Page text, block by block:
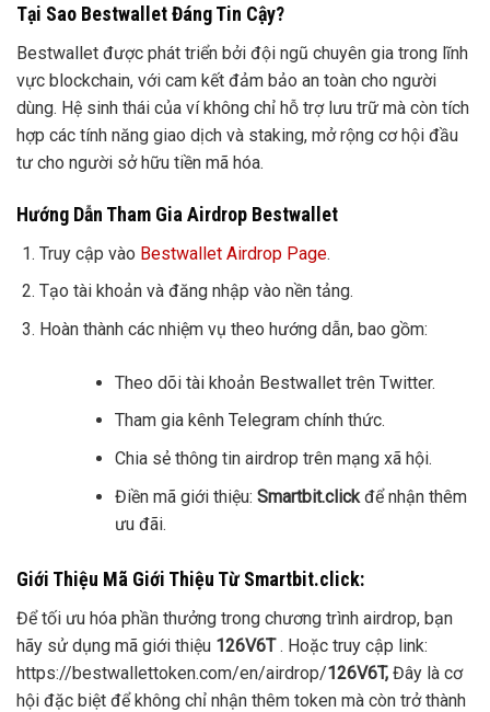
Tại Sao Bestwallet Đáng Tin Cậy?
Bestwallet được phát triển bởi đội ngũ chuyên gia trong lĩnh
vực blockchain, với cam kết đảm bảo an toàn cho người
dùng. Hệ sinh thái của ví không chỉ hỗ trợ lưu trữ mà còn tích
hợp các tính năng giao dịch và staking, mở rộng cơ hội đầu
tư cho người sở hữu tiền mã hóa.
Hướng Dẫn Tham Gia Airdrop Bestwallet
Truy cập vào Bestwallet Airdrop Page.
Tạo tài khoản và đăng nhập vào nền tảng.
Hoàn thành các nhiệm vụ theo hướng dẫn, bao gồm:
Theo dõi tài khoản Bestwallet trên Twitter.
Tham gia kênh Telegram chính thức.
Chia sẻ thông tin airdrop trên mạng xã hội.
Điền mã giới thiệu: Smartbit.clickđể nhận thêm
ưu đãi.
Giới Thiệu Mã Giới Thiệu Từ Smartbit.click:
Để tối ưu hóa phần thưởng trong chương trình airdrop, bạn
hãy sử dụng mã giới thiệu 126V6T. Hoặc truy cập link:
https://bestwallettoken.com/en/airdrop/126V6T, Đây là cơ
hội đặc biệt để không chỉ nhận thêm token mà còn trở thành